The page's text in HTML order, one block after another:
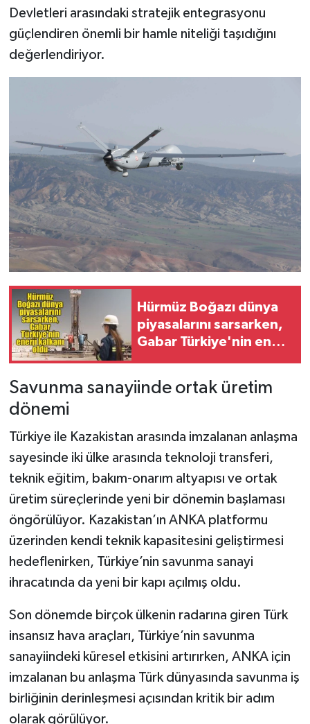
Devletleri arasındaki stratejik entegrasyonu
güçlendiren önemli bir hamle niteliği taşıdığını
değerlendiriyor.
Hürmüz Boğazı dünya
piyasalarını sarsarken,
Gabar Türkiye'nin enerji
Savunma sanayiinde ortak üretim
dönemi
Türkiye ile Kazakistan arasında imzalanan anlaşma
sayesinde iki ülke arasında teknoloji transferi,
teknik eğitim, bakım-onarım altyapısı ve ortak
üretim süreçlerinde yeni bir dönemin başlaması
öngörülüyor. Kazakistan’ın ANKA platformu
üzerinden kendi teknik kapasitesini geliştirmesi
hedeflenirken, Türkiye’nin savunma sanayi
ihracatında da yeni bir kapı açılmış oldu.
Son dönemde birçok ülkenin radarına giren Türk
insansız hava araçları, Türkiye’nin savunma
sanayiindeki küresel etkisini artırırken, ANKA için
imzalanan bu anlaşma Türk dünyasında savunma iş
birliğinin derinleşmesi açısından kritik bir adım
olarak görülüyor.